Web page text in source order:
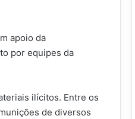
apoio da
por equipes da
ilícitos. Entre os
de diversos